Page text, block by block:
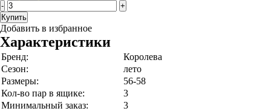
-
+
Купить
Добавить в избранное
Характеристики
Бренд:
Королева
Сезон:
лето
Размеры:
56-58
Кол-во пар в ящике:
3
Минимальный заказ:
3